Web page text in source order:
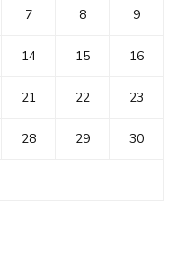
7 8 9
14 15 16
21 22 23
28 29 30